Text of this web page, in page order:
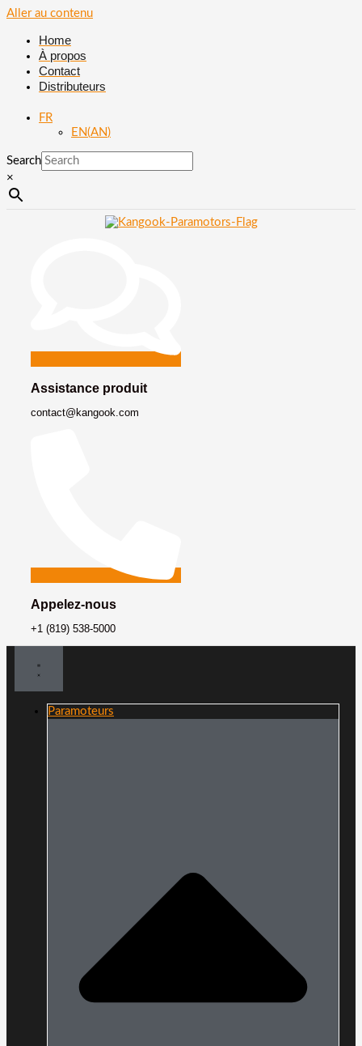
Aller au contenu
Home
À propos
Contact
Distributeurs
FR
EN(AN)
Search
×
Assistance produit
contact@kangook.com
Appelez-nous
+1 (819) 538-5000
Paramoteurs